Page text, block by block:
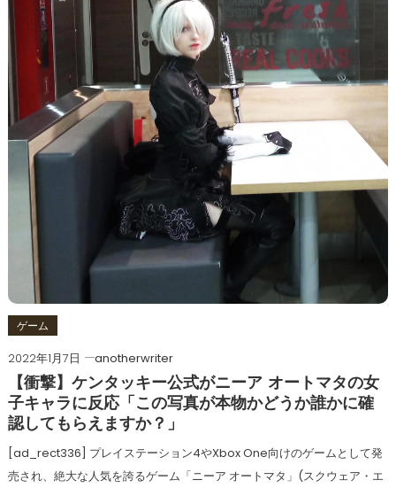
ゲーム
2022年1月7日
anotherwriter
【衝撃】ケンタッキー公式がニーア オートマタの女
子キャラに反応「この写真が本物かどうか誰かに確
認してもらえますか？」
[ad_rect336] プレイステーション4やXbox One向けのゲームとして発
売され、絶大な人気を誇るゲーム「ニーア オートマタ」(スクウェア・エ